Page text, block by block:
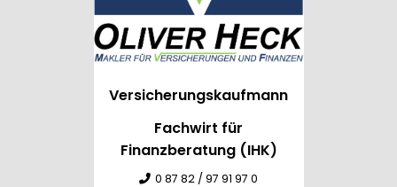
Versicherungskaufmann
Fachwirt für
Finanzberatung (IHK)
0 87 82 / 97 91 97 0